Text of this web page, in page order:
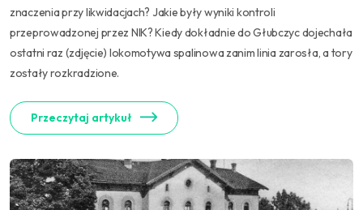
znaczenia przy likwidacjach? Jakie były wyniki kontroli
przeprowadzonej przez NIK? Kiedy dokładnie do Głubczyc dojechała
ostatni raz (zdjęcie) lokomotywa spalinowa zanim linia zarosła, a tory
zostały rozkradzione.
Przeczytaj artykuł